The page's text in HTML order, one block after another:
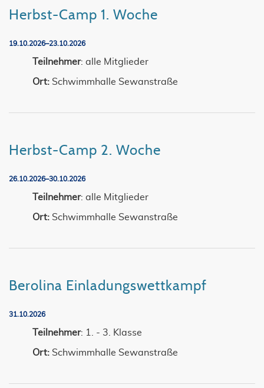
Herbst-Camp 1. Woche
19.10.2026–23.10.2026
Teilnehmer: alle Mitglieder
Ort: Schwimmhalle Sewanstraße
Herbst-Camp 2. Woche
26.10.2026–30.10.2026
Teilnehmer: alle Mitglieder
Ort: Schwimmhalle Sewanstraße
Berolina Einladungswettkampf
31.10.2026
Teilnehmer: 1. - 3. Klasse
Ort: Schwimmhalle Sewanstraße